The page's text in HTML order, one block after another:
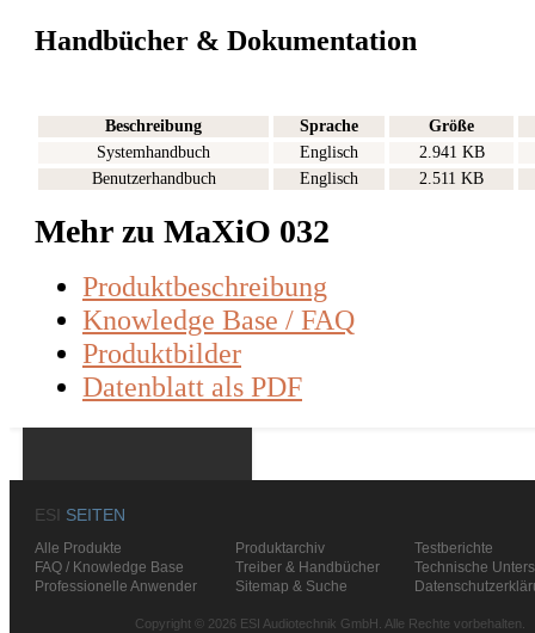
Handbücher & Dokumentation
Beschreibung Sprache
Größe
Systemhandbuch
Englisch
2.941 KB
Benutzerhandbuch
Englisch 2.511 KB
Mehr zu MaXiO 032
Produktbeschreibung
Knowledge Base / FAQ
Produktbilder
Datenblatt als PDF
ESI SEITEN
Alle Produkte Produktarchiv
Testberichte
FAQ / Knowledge Base
Treiber & Handbücher
Technische
Professionelle Anwender
Sitemap & Suche
Copyright © 2026 ESI Audiotechnik GmbH. Alle Rechte vorbehalten.